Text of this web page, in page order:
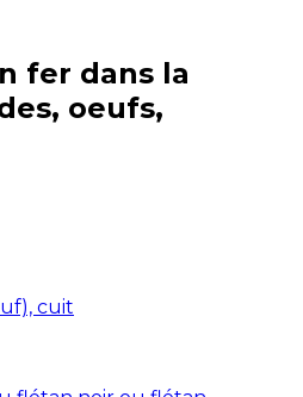
fer dans la
oeufs,
cuit